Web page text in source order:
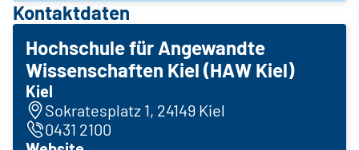
Kontaktdaten
Hochschule für Angewandte
Wissenschaften Kiel (HAW Kiel)
Kiel
Sokratesplatz 1, 24149 Kiel
0431 2100